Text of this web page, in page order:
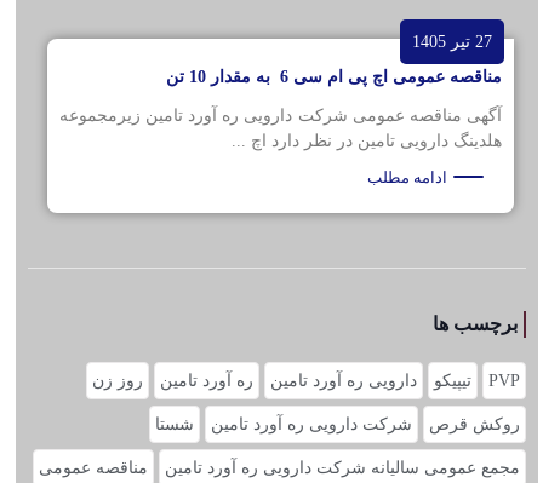
27 تیر 1405
مناقصه عمومی اچ پی ام سی 6 به مقدار 10 تن
آگهی مناقصه عمومی شرکت دارویی ره آورد تامین زیرمجموعه
هلدینگ دارویی تامین در نظر دارد اچ ...
ادامه مطلب
برچسب ها
PVP تیپیکو دارویی ره آورد تامین ره آورد تامین روز زن
روکش قرص شرکت دارویی ره آورد تامین شستا
مجمع عمومی سالیانه شرکت دارویی ره آورد تامین مناقصه عمومی